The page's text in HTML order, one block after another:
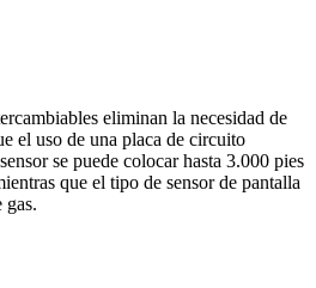
eliminan la necesidad de
el uso de una placa de circuito
se puede colocar hasta 3.000 pies
que el tipo de sensor de pantalla
gas.